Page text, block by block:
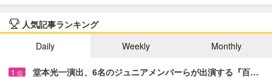
人気記事ランキング
Daily
Weekly Monthly
1 位 堂本光一演出、6名のジュニアメンバーらが出演する『百…